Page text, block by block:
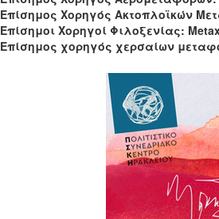
Επίσημος Χορηγός Ακτοπλοϊκών
Επίσημοι Χορηγοί Φιλοξενίας:
Επίσημος χορηγός χερσαίων